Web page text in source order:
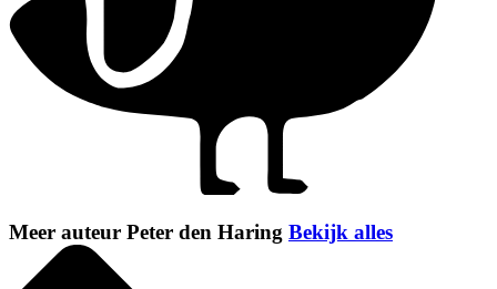
Meer auteur Peter den Haring Bekijk alles